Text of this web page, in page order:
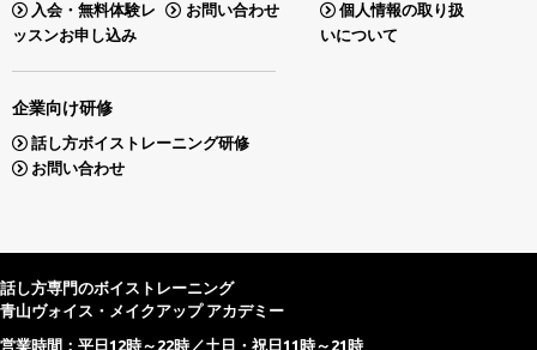
入会・無料体験レ
ッスンお申し込み
お問い合わせ
個人情報の取り扱
いについて
企業向け研修
話し方ボイストレーニング研修
お問い合わせ
話し方専門のボイストレーニング
青山ヴォイス・メイクアップ アカデミー
営業時間：平日12時～22時／土日・祝日11時～21時